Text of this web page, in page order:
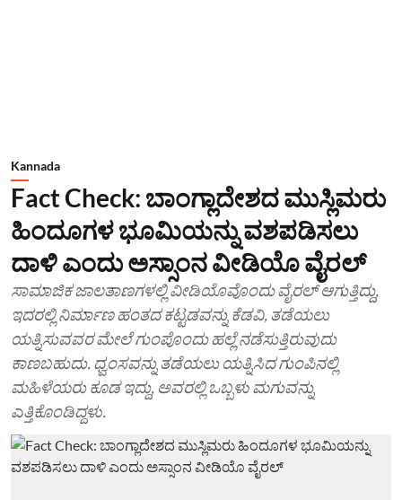
Kannada
Fact Check: ಬಾಂಗ್ಲಾದೇಶದ ಮುಸ್ಲಿಮರು
ಹಿಂದೂಗಳ ಭೂಮಿಯನ್ನು ವಶಪಡಿಸಲು
ದಾಳಿ ಎಂದು ಅಸ್ಸಾಂನ ವೀಡಿಯೊ ವೈರಲ್
ಸಾಮಾಜಿಕ ಜಾಲತಾಣಗಳಲ್ಲಿ ವೀಡಿಯೊವೊಂದು ವೈರಲ್ ಆಗುತ್ತಿದ್ದು,
ಇದರಲ್ಲಿ ನಿರ್ಮಾಣ ಹಂತದ ಕಟ್ಟಡವನ್ನು ಕೆಡವಿ, ತಡೆಯಲು
ಯತ್ನಿಸುವವರ ಮೇಲೆ ಗುಂಪೊಂದು ಹಲ್ಲೆ ನಡೆಸುತ್ತಿರುವುದು
ಕಾಣಬಹುದು. ಧ್ವಂಸವನ್ನು ತಡೆಯಲು ಯತ್ನಿಸಿದ ಗುಂಪಿನಲ್ಲಿ
ಮಹಿಳೆಯರು ಕೂಡ ಇದ್ದು, ಅವರಲ್ಲಿ ಒಬ್ಬಳು ಮಗುವನ್ನು
ಎತ್ತಿಕೊಂಡಿದ್ದಳು.